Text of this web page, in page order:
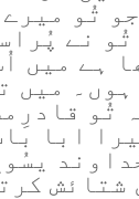
تُو میرے
تُو نے
ہے میں
میں
تُو
ابا
شتائش